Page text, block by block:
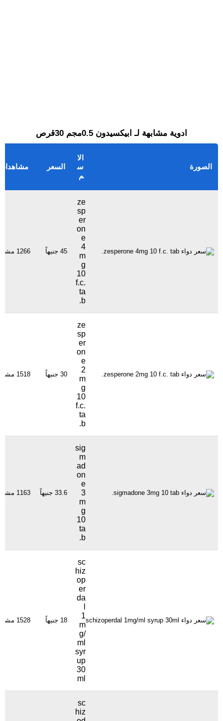
ادوية مشابهة لـ ابيكسيدون 0.5مجم 30قرص
الصورة
الا
س
م
السعر
ze
sp
er
on
e
4
m
g
10
f.c.
ta
b.
45 جنيهاً 1266 مشاهدة
ze
sp
er
on
e
2
m
g
10
f.c.
ta
b.
30 جنيهاً 1518 مشاهدة
sig
m
ad
on
e
3
m
g
10
ta
b.
33.6 جنيهاً 1163 مشاهدة
sc
hiz
op
er
da
1
m
g/
ml
syr
up
30
ml
18 جنيهاً 1528 مشاهدة
sc
hiz